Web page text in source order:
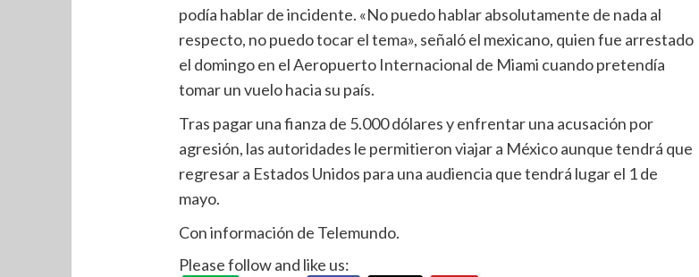
podía hablar de incidente. «No puedo hablar absolutamente de nada al
respecto, no puedo tocar el tema», señaló el mexicano, quien fue arrestado
el domingo en el Aeropuerto Internacional de Miami cuando pretendía
tomar un vuelo hacia su país.
Tras pagar una fianza de 5.000 dólares y enfrentar una acusación por
agresión, las autoridades le permitieron viajar a México aunque tendrá que
regresar a Estados Unidos para una audiencia que tendrá lugar el 1 de
mayo.
Con información de Telemundo.
Please follow and like us: